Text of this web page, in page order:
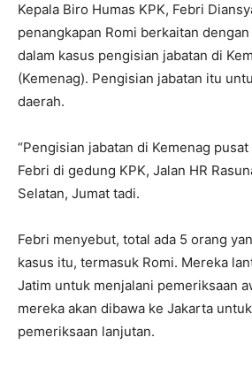
Kepala Biro Humas KPK, Febri
penangkapan Romi berkaitan
dalam kasus pengisian jabatan di
(Kemenag). Pengisian jabatan itu
daerah.
“Pengisian jabatan di Kemenag pusat
Febri di gedung KPK, Jalan HR
Selatan, Jumat tadi.
Febri menyebut, total ada 5 orang
kasus itu, termasuk Romi. Mereka
Jatim untuk menjalani pemeriksaan
mereka akan dibawa ke Jakarta
pemeriksaan lanjutan.